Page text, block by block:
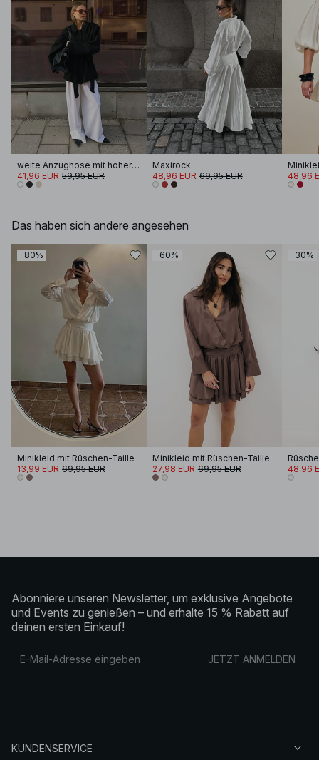
weite Anzughose mit hoher Taille
41,96 EUR 59,95 EUR
Maxirock
48,96 EUR 69,95 EUR 48,96
Das haben sich andere angesehen
-80%
Minikleid mit Rüschen-Taille
13,99 EUR 69,95 EUR
-60%
Minikleid mit Rüschen-Taille
27,98 EUR 69,95 EUR
-30%
48,96
Abonniere unseren Newsletter, um exklusive Angebote
und Events zu genießen – und erhalte 15 % Rabatt auf
deinen ersten Einkauf!
JETZT ANMELDEN
KUNDENSERVICE